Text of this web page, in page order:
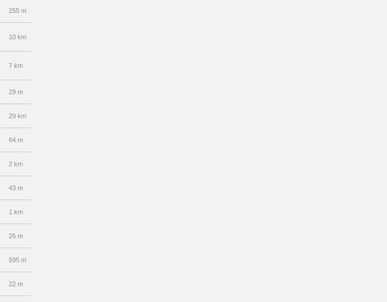
255 m
10 km
7 km
29 m
29 km
64 m
2 km
43 m
1 km
25 m
595 m
22 m